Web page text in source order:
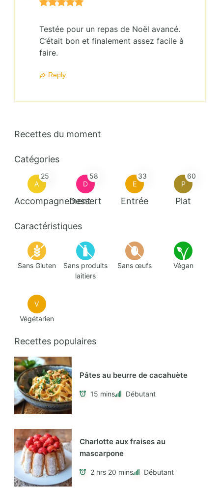
Testée pour un repas de Noël avancé.
C’était bon et finalement assez facile à
faire.
Reply
Recettes du moment
Catégories
A
25
Accompagnement
D
58
Dessert
E
33
Entrée
P
60
Plat
Caractéristiques
Sans Gluten
Sans produits
laitiers
Sans œufs Végan
V
Végétarien
Recettes populaires
Pâtes au beurre de cacahuète
15 mins Débutant
Charlotte aux fraises au
mascarpone
2 hrs 20 mins Débutant